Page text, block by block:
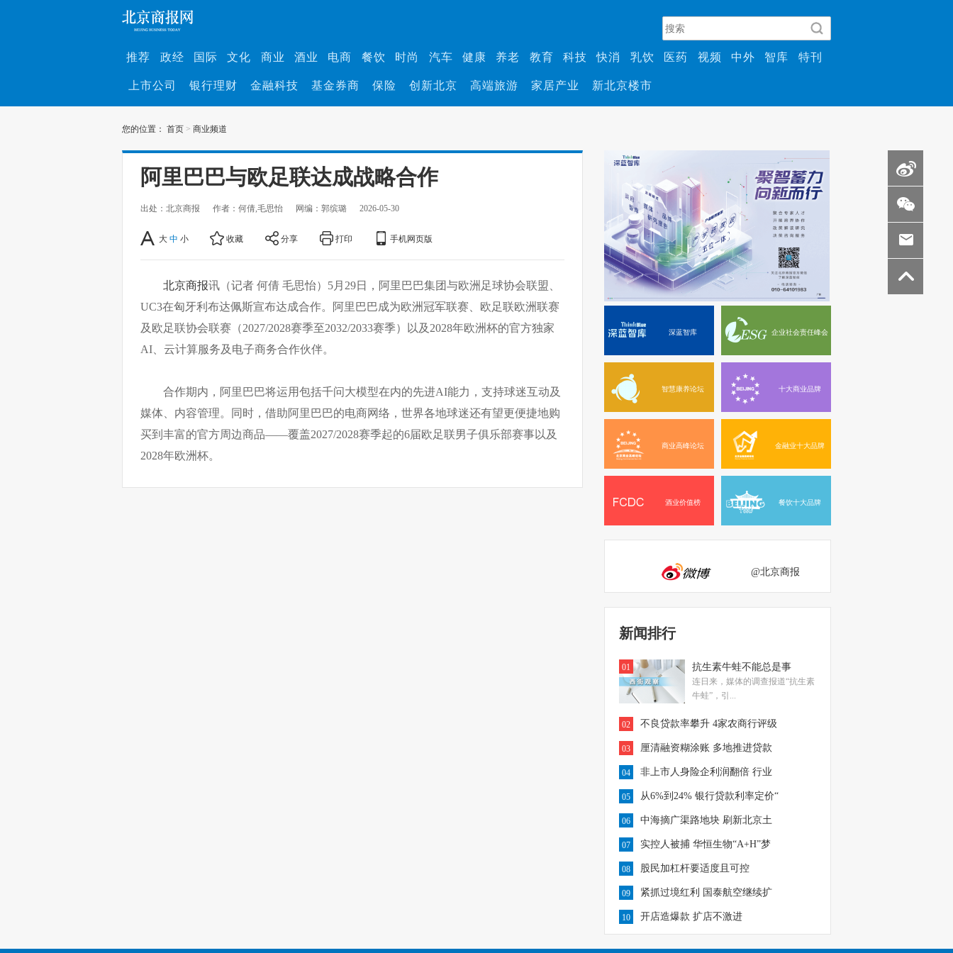
推荐 政经 国际 文化 商业 酒业 电商 餐饮 时尚 汽车 健康 养老 教育 科技 快消 乳饮 医药 视频 中外 智库 特刊
上市公司 银行理财 金融科技 基金券商 保险 创新北京 高端旅游 家居产业 新北京楼市
您的位置： 首页 > 商业频道
阿里巴巴与欧足联达成战略合作
出处：北京商报 作者：何倩,毛思怡 网编：郭缤璐 2026-05-30
大 中 小 收藏 分享 打印 手机网页版
北京商报讯（记者 何倩 毛思怡）5月29日，阿里巴巴集团与欧洲足球协会联盟、
UC3在匈牙利布达佩斯宣布达成合作。阿里巴巴成为欧洲冠军联赛、欧足联欧洲联赛
及欧足联协会联赛（2027/2028赛季至2032/2033赛季）以及2028年欧洲杯的官方独家
AI、云计算服务及电子商务合作伙伴。
合作期内，阿里巴巴将运用包括千问大模型在内的先进AI能力，支持球迷互动及
媒体、内容管理。同时，借助阿里巴巴的电商网络，世界各地球迷还有望更便捷地购
买到丰富的官方周边商品——覆盖2027/2028赛季起的6届欧足联男子俱乐部赛事以及
2028年欧洲杯。
深蓝智库 企业社会责任峰会
智慧康养论坛 十大商业品牌
商业高峰论坛 金融业十大品牌
酒业价值榜 餐饮十大品牌
@北京商报
新闻排行
01 抗生素牛蛙不能总是事
连日来，媒体的调查报道“抗生素
牛蛙”，引...
02 不良贷款率攀升 4家农商行评级
03 厘清融资糊涂账 多地推进贷款
04 非上市人身险企利润翻倍 行业
05 从6%到24% 银行贷款利率定价“
06 中海摘广渠路地块 刷新北京土
07 实控人被捕 华恒生物“A+H”梦
08 股民加杠杆要适度且可控
09 紧抓过境红利 国泰航空继续扩
10 开店造爆款 扩店不激进